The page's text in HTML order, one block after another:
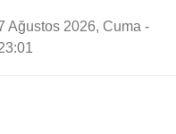
Ağustos 2026, Cuma -